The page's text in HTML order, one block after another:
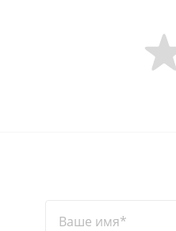
Ваше имя*